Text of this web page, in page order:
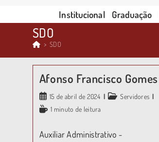
Institucional Graduação
SDO
> SDO
Afonso Francisco Gomes
15 de abril de 2024
Servidores
1 minuto de leitura
Auxiliar Administrativo -